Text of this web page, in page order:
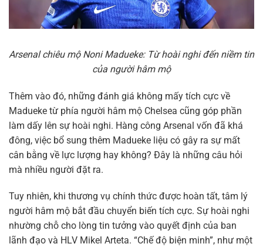
Arsenal chiêu mộ Noni Madueke: Từ hoài nghi đến niềm tin
của người hâm mộ
Thêm vào đó, những đánh giá không mấy tích cực về
Madueke từ phía người hâm mộ Chelsea cũng góp phần
làm dấy lên sự hoài nghi. Hàng công Arsenal vốn đã khá
đông, việc bổ sung thêm Madueke liệu có gây ra sự mất
cân bằng về lực lượng hay không? Đây là những câu hỏi
mà nhiều người đặt ra.
Tuy nhiên, khi thương vụ chính thức được hoàn tất, tâm lý
người hâm mộ bắt đầu chuyển biến tích cực. Sự hoài nghi
nhường chỗ cho lòng tin tưởng vào quyết định của ban
lãnh đạo và HLV Mikel Arteta. “Chế độ biện minh”, như một